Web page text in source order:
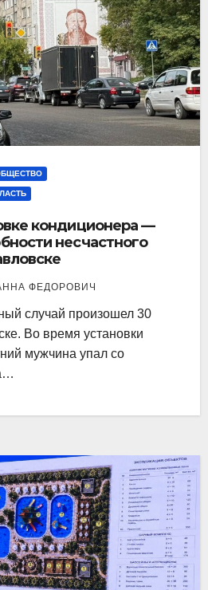
кондиционера —
несчастного
ФЕДОРОВИЧ
случай произошел 30
Во время установки
мужчина упал со